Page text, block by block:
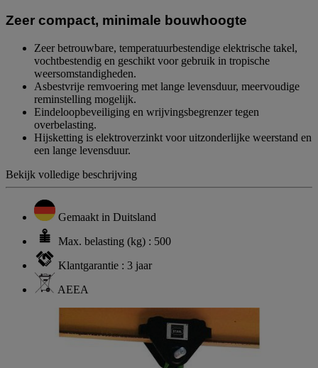
Zeer compact, minimale bouwhoogte
Zeer betrouwbare, temperatuurbestendige elektrische takel,
vochtbestendig en geschikt voor gebruik in tropische
weersomstandigheden.
Asbestvrije remvoering met lange levensduur, meervoudige
reminstelling mogelijk.
Eindeloopbeveiliging en wrijvingsbegrenzer tegen
overbelasting.
Hijsketting is elektroverzinkt voor uitzonderlijke weerstand en
een lange levensduur.
Bekijk volledige beschrijving
Gemaakt in Duitsland
Max. belasting (kg) : 500
Klantgarantie : 3 jaar
AEEA